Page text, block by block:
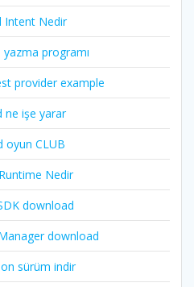
Intent Nedir
programı
provider example
ne işe yarar
oyun CLUB
Nedir
download
download
sürüm indir